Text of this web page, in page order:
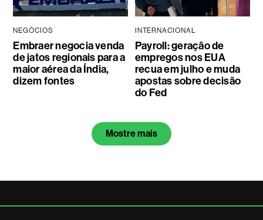
NEGÓCIOS
Embraer negocia venda
de jatos regionais para a
maior aérea da Índia,
dizem fontes
INTERNACIONAL
Payroll: geração de
empregos nos EUA
recua em julho e muda
apostas sobre decisão
do Fed
Mostre mais